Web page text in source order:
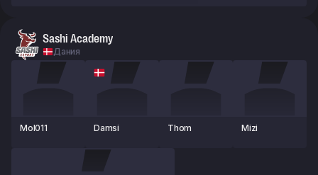
Sashi Academy
Дания
Mol011 Damsi Thom Mizi